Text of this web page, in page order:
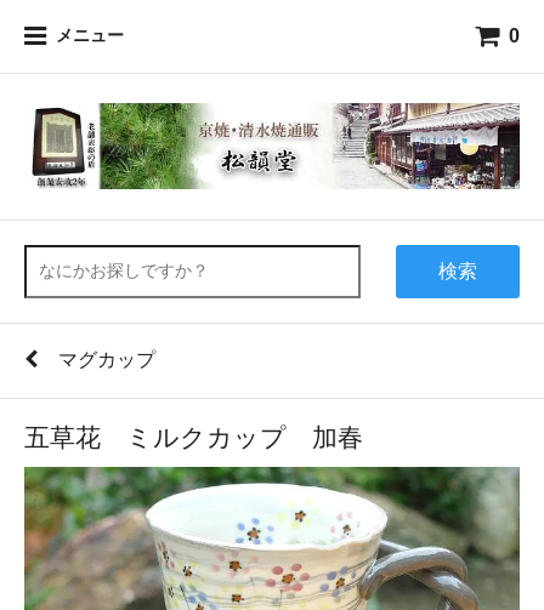
メニュー 0
検索
マグカップ
五草花 ミルクカップ 加春